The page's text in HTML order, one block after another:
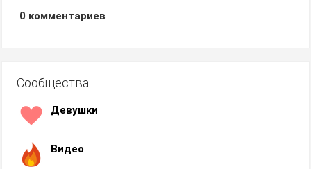
0 комментариев
Сообщества
Девушки
Видео